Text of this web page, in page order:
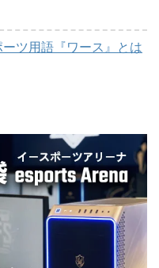
ーツ用語『ワース』とは